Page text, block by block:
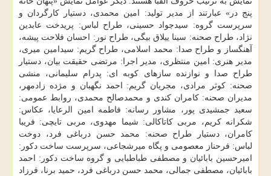
پنج در» عبارتند از مدیر تولید: امین محمدی، دستیار كارگردان و
سرپرست گروه: سیدجواد حسینی، طراح لباس: پریدخت عابدین
نژاد، طراح صحنه: سینا ییلاق بیگی، طراح نور: احسان فلاحت پیشه،
آهنگساز و طراح صدا: محمد اسلامی، طراح گریم: سیدامین میری،
مدیر هنری: امین منتظری، مدیر اجرا: مرتضی حقیقت بیان، دستیار
طراح صدا و نوازنده سازهای كوبه ای: پدرام سلیمانی، منشی
صحنه: كوثر مرادی، مجریان گریم: احمد نگهبان و مژده زادمهر،
مدیران صحنه: كامران كندی و محمدصالح محمدی، روابط عمومی:
سعید جمشیدی پور، مشاور رسانه: فاطمه امین الرعایا، عكاس:
شكرانه كریم، مربی كاتاكالی: شیما مهدوی، مربی تایچی: فریبا
كامران، دستیار طراح صحنه: محمد حسن درباغی فرد، دوخت
لباس: فرحناز معصومی و پگاه میرشجاعی، سرپرست ساخت دكور:
امیرحسین بابائیان و مصطفی طباطبایی و گروه ساخت دكور: احمد
بابائیان، مصطفی جمالی، محمد حسن درباغی فرد، حمید برنا، فرزاد